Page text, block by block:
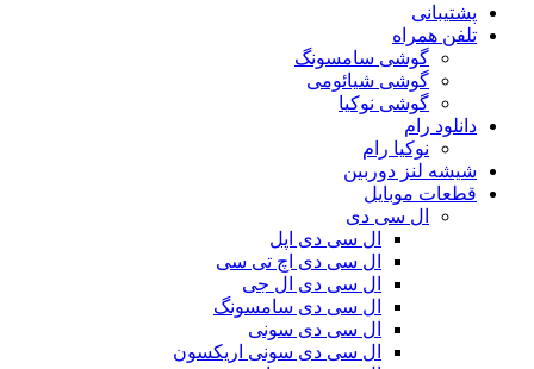
پشتیبانی
تلفن همراه
گوشی سامسونگ
گوشی شیائومی
گوشی نوکیا
دانلود رام
نوکیا رام
شیشه لنز دوربین
قطعات موبایل
ال سی دی
ال سی دی اپل
ال سی دی اچ تی سی
ال سی دی ال جی
ال سی دی سامسونگ
ال سی دی سونی
ال سی دی سونی اریکسون